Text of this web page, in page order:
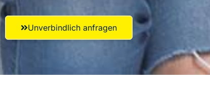
Unverbindlich anfragen